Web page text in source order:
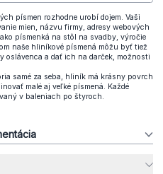
písmen rozhodne urobí dojem. Vaši
mien, názvu firmy, adresy webových
písmenká na stôl na svadby, výročie
naše hliníkové písmená môžu byť tiež
a dať ich na darček, možnosti
samé za seba, hliník má krásny povrch
malé aj veľké písmená. Každé
v baleniach po štyroch.